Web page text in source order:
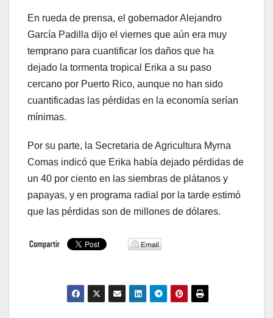
En rueda de prensa, el gobernador Alejandro
García Padilla dijo el viernes que aún era muy
temprano para cuantificar los daños que ha
dejado la tormenta tropical Erika a su paso
cercano por Puerto Rico, aunque no han sido
cuantificadas las pérdidas en la economía serían
mínimas.
Por su parte, la Secretaria de Agricultura Myrna
Comas indicó que Erika había dejado pérdidas de
un 40 por ciento en las siembras de plátanos y
papayas, y en programa radial por la tarde estimó
que las pérdidas son de millones de dólares.